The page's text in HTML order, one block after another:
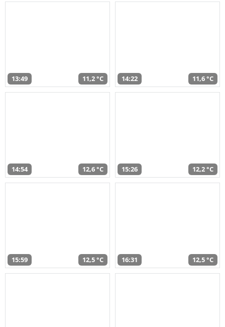
13:49 11,2 °C 14:22 11,6 °C
14:54 12,6 °C 15:26 12,2 °C
15:59 12,5 °C 16:31 12,5 °C